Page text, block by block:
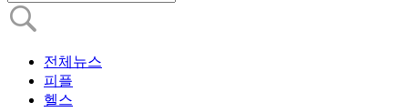
전체뉴스
피플
헬스